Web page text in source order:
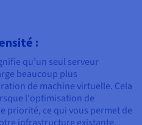
:
qu’un seul serveur
beaucoup plus
de machine virtuelle. Cela
l'optimisation de
priorité, ce qui vous permet de